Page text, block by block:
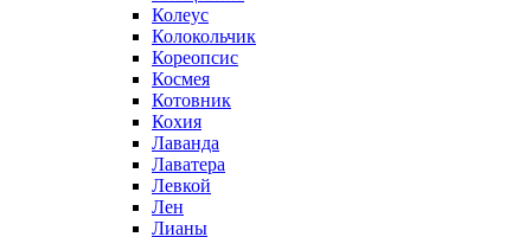
Колеус
Колокольчик
Кореопсис
Космея
Котовник
Кохия
Лаванда
Лаватера
Левкой
Лен
Лианы